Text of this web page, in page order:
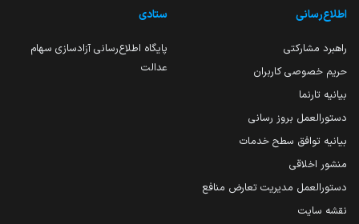
اطلاع‌رسانی
راهبرد مشارکتی
حریم خصوصی کاربران
بیانیه تارنما
دستورالعمل بروز رسانی
بیانیه توافق سطح خدمات
منشور اخلاقی
دستورالعمل مدیریت تعارض منافع
نقشه سایت
ستادی
پایگاه اطلاع‌رسانی آزادسازی سهام
عدالت